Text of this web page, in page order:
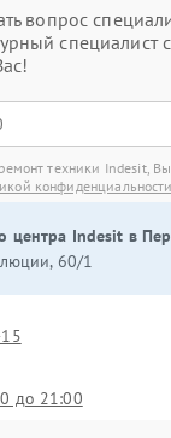
вопрос
специалист
техники Indesit,
конфиденциальности
центра Indesit в
60/1
до 21:00